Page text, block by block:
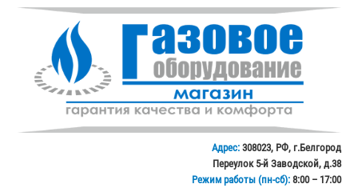
Перейти
навигации
Перейти
содержимому
Адрес:308023, РФ, г.Белгород
Переулок 5-й Заводской, д.38
Режим работы (пн-сб):8:00 – 17:00